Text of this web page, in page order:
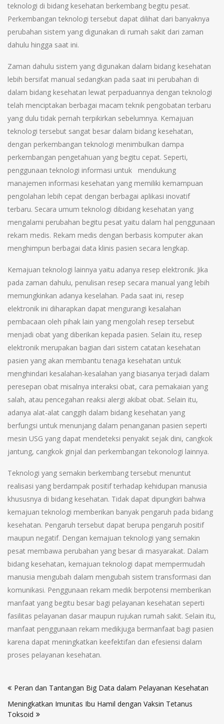
teknologi di bidang kesehatan berkembang begitu pesat.
Perkembangan teknologi tersebut dapat dilihat dari banyaknya
perubahan sistem yang digunakan di rumah sakit dari zaman
dahulu hingga saat ini.
Zaman dahulu sistem yang digunakan dalam bidang kesehatan
lebih bersifat manual sedangkan pada saat ini perubahan di
dalam bidang kesehatan lewat perpaduannya dengan teknologi
telah menciptakan berbagai macam teknik pengobatan terbaru
yang dulu tidak pernah terpikirkan sebelumnya. Kemajuan
teknologi tersebut sangat besar dalam bidang kesehatan,
dengan perkembangan teknologi menimbulkan dampa
perkembangan pengetahuan yang begitu cepat. Seperti,
penggunaan teknologi informasi untuk mendukung
manajemen informasi kesehatan yang memiliki kemampuan
pengolahan lebih cepat dengan berbagai aplikasi inovatif
terbaru. Secara umum teknologi dibidang kesehatan yang
mengalami perubahan begitu pesat yaitu dalam hal penggunaan
rekam medis. Rekam medis dengan berbasis komputer akan
menghimpun berbagai data klinis pasien secara lengkap.
Kemajuan teknologi lainnya yaitu adanya resep elektronik. Jika
pada zaman dahulu, penulisan resep secara manual yang lebih
memungkinkan adanya keselahan. Pada saat ini, resep
elektronik ini diharapkan dapat mengurangi kesalahan
pembacaan oleh pihak lain yang mengolah resep tersebut
menjadi obat yang diberikan kepada pasien. Selain itu, resep
elektronik merupakan bagian dari sistem catatan kesehatan
pasien yang akan membantu tenaga kesehatan untuk
menghindari kesalahan-kesalahan yang biasanya terjadi dalam
peresepan obat misalnya interaksi obat, cara pemakaian yang
salah, atau pencegahan reaksi alergi akibat obat. Selain itu,
adanya alat-alat canggih dalam bidang kesehatan yang
berfungsi untuk menunjang dalam penanganan pasien seperti
mesin USG yang dapat mendeteksi penyakit sejak dini, cangkok
jantung, cangkok ginjal dan perkembangan tekonologi lainnya.
Teknologi yang semakin berkembang tersebut menuntut
realisasi yang berdampak positif terhadap kehidupan manusia
khususnya di bidang kesehatan. Tidak dapat dipungkiri bahwa
kemajuan teknologi memberikan banyak pengaruh pada bidang
kesehatan. Pengaruh tersebut dapat berupa pengaruh positif
maupun negatif. Dengan kemajuan teknologi yang semakin
pesat membawa perubahan yang besar di masyarakat. Dalam
bidang kesehatan, kemajuan teknologi dapat mempermudah
manusia mengubah dalam mengubah sistem transformasi dan
komunikasi. Penggunaan rekam medik berpotensi memberikan
manfaat yang begitu besar bagi pelayanan kesehatan seperti
fasilitas pelayanan dasar maupun rujukan rumah sakit. Selain itu,
manfaat penggunaan rekam medikjuga bermanfaat bagi pasien
karena dapat meningkatkan keefektifan dan efesiensi dalam
proses pelayanan kesehatan.
pos
Peran dan Tantangan Big Data dalam Pelayanan Kesehatan
Meningkatkan Imunitas Ibu Hamil dengan Vaksin Tetanus
Toksoid